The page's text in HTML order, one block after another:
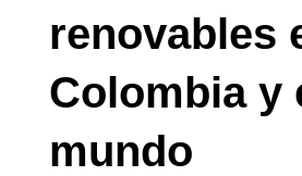
renovables
Colombia y
mundo